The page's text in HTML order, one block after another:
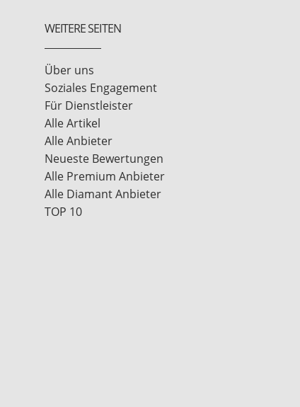
WEITERE SEITEN
Über uns
Soziales Engagement
Für Dienstleister
Alle Artikel
Alle Anbieter
Neueste Bewertungen
Alle Premium Anbieter
Alle Diamant Anbieter
TOP 10